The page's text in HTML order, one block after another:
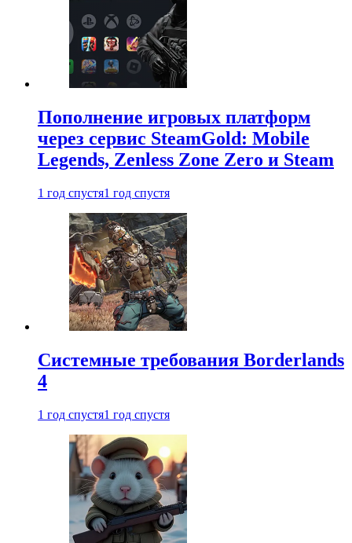
Пополнение игровых платформ
через сервис SteamGold: Mobile
Legends, Zenless Zone Zero и Steam
1 год спустя1 год спустя
Системные требования Borderlands
4
1 год спустя1 год спустя